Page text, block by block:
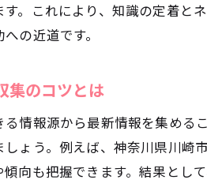
高卒でも受検可能な
実践的な学び方で高
ファイナンシャルプ
資格取得へ向けた効
。これにより、知識の定着と
の近道です。
集のコツとは
情報源から最新情報を集め
ょう。例えば、神奈川県川
向も把握できます。結果とし